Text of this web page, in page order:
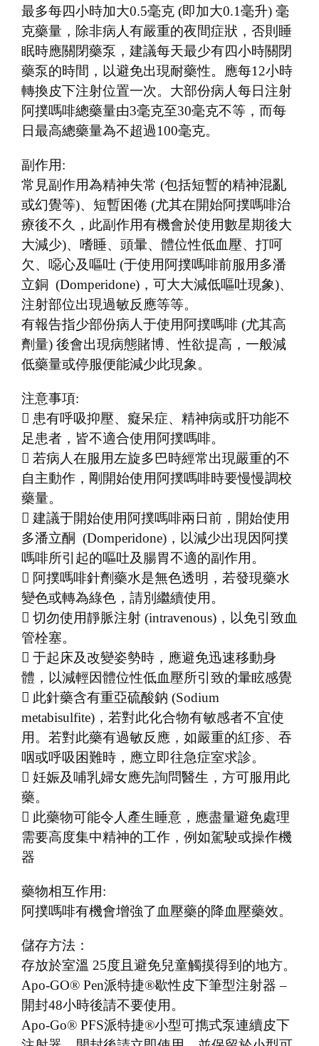
最多每四小時加大0.5毫克 (即加大0.1毫升) 毫
克藥量，除非病人有嚴重的夜間症狀，否則睡
眠時應關閉藥泵，建議每天最少有四小時關閉
藥泵的時間，以避免出現耐藥性。應每12小時
轉換皮下注射位置一次。大部份病人每日注射
阿撲嗎啡總藥量由3毫克至30毫克不等，而每
日最高總藥量為不超過100毫克。
副作用:
常見副作用為精神失常 (包括短暫的精神混亂
或幻覺等)、短暫困倦 (尤其在開始阿撲嗎啡治
療後不久，此副作用有機會於使用數星期後大
大減少)、嗜睡、頭暈、體位性低血壓、打呵
欠、噁心及嘔吐 (于使用阿撲嗎啡前服用多潘
立銅 (Domperidone)，可大大減低嘔吐現象)、
注射部位出現過敏反應等等。
有報告指少部份病人于使用阿撲嗎啡 (尤其高
劑量) 後會出現病態賭博、性欲提高，一般減
低藥量或停服便能減少此現象。
注意事項:
 患有呼吸抑壓、癡呆症、精神病或肝功能不
足患者，皆不適合使用阿撲嗎啡。
 若病人在服用左旋多巴時經常出現嚴重的不
自主動作，剛開始使用阿撲嗎啡時要慢慢調校
藥量。
 建議于開始使用阿撲嗎啡兩日前，開始使用
多潘立酮 (Domperidone)，以減少出現因阿撲
嗎啡所引起的嘔吐及腸胃不適的副作用。
 阿撲嗎啡針劑藥水是無色透明，若發現藥水
變色或轉為綠色，請別繼續使用。
 切勿使用靜脈注射 (intravenous)，以免引致血
管栓塞。
 于起床及改變姿勢時，應避免迅速移動身
體，以減輕因體位性低血壓所引致的暈眩感覺
 此針藥含有重亞硫酸鈉 (Sodium
metabisulfite)，若對此化合物有敏感者不宜使
用。若對此藥有過敏反應，如嚴重的紅疹、吞
咽或呼吸困難時，應立即往急症室求診。
 妊娠及哺乳婦女應先詢問醫生，方可服用此
藥。
 此藥物可能令人產生睡意，應盡量避免處理
需要高度集中精神的工作，例如駕駛或操作機
器
藥物相互作用:
阿撲嗎啡有機會增強了血壓藥的降血壓藥效。
儲存方法：
存放於室溫 25度且避免兒童觸摸得到的地方。
Apo-GO® Pen派特捷®歇性皮下筆型注射器 –
開封48小時後請不要使用。
Apo-Go® PFS派特捷®小型可擕式泵連續皮下